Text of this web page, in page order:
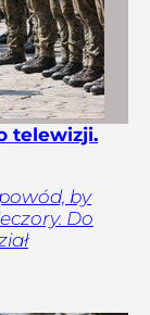
telewizji.
by
Do